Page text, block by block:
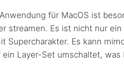
für MacOS ist
streamen. Es ist nicht nur
Supercharakter. Es kann
ein Layer-Set umschaltet,